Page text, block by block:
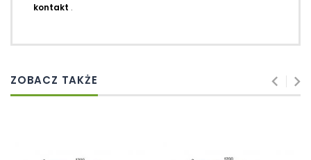
kontakt .
ZOBACZ TAKŻE